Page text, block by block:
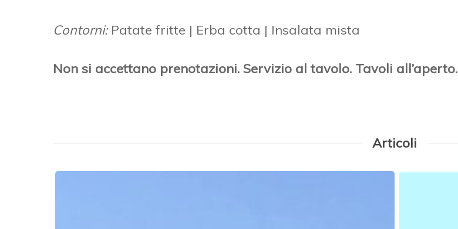
Contorni:Patate fritte | Erba cotta | Insalata mista
Non si accettano prenotazioni. Servizio al tavolo. Tavoli all’aperto.
Articoli